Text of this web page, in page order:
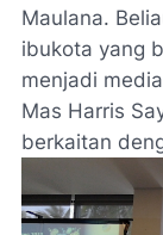
Maulana.
ibukota yang
menjadi
Mas Harris
berkaitan